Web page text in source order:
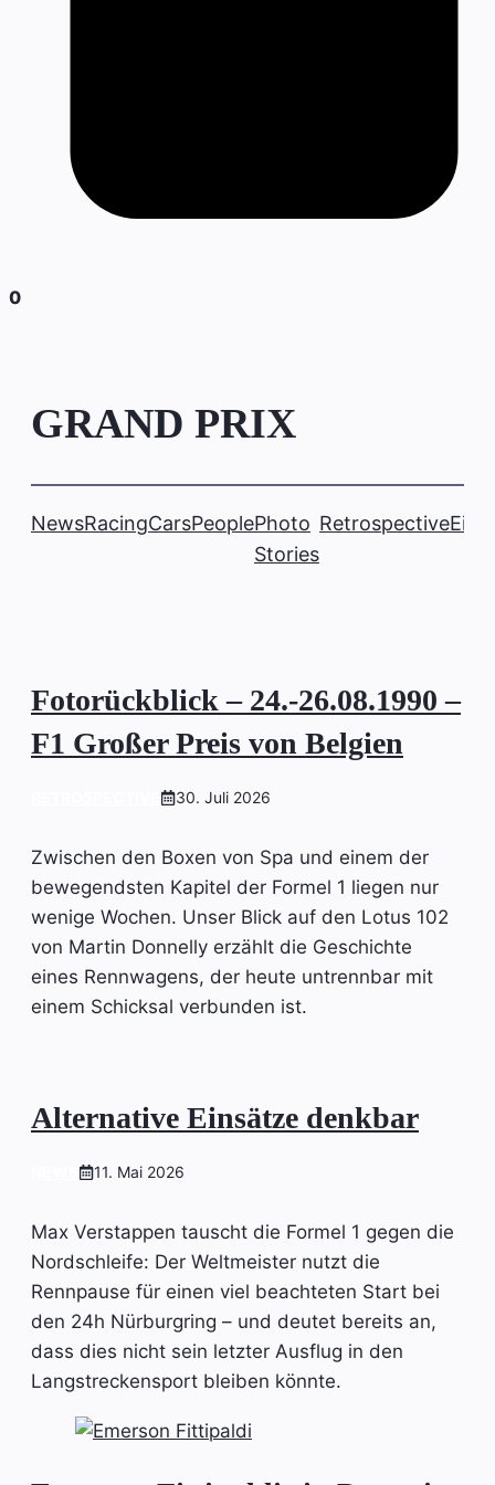
0
GRAND PRIX
NewsRacingCarsPeoplePhoto
Stories
Retrospective
Fotorückblick – 24.-26.08.1990 –
F1 Großer Preis von Belgien
30. Juli 2026
Zwischen den Boxen von Spa und einem der
bewegendsten Kapitel der Formel 1 liegen nur
wenige Wochen. Unser Blick auf den Lotus 102
von Martin Donnelly erzählt die Geschichte
eines Rennwagens, der heute untrennbar mit
einem Schicksal verbunden ist.
Alternative Einsätze denkbar
11. Mai 2026
Max Verstappen tauscht die Formel 1 gegen die
Nordschleife: Der Weltmeister nutzt die
Rennpause für einen viel beachteten Start bei
den 24h Nürburgring – und deutet bereits an,
dass dies nicht sein letzter Ausflug in den
Langstreckensport bleiben könnte.